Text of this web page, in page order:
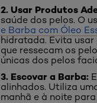
2. Usar Produtos
saúde dos pelos. O
e Barba com Óleo
hidratada. Evita
que ressecam os
únicas dos pelos
3. Escovar a Barba:
alinhados. Utiliza
manhã e à noite